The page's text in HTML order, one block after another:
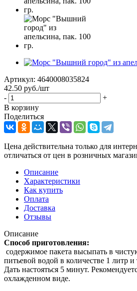
Артикул: 4640008035824
42.50 руб./шт
-
+
В корзину
Поделиться
Цена действительна только для
отличаться от цен в розничных
Описание
Характеристики
Как купить
Оплата
Доставка
Отзывы
Описание
Способ приготовления:
содержимое пакета высыпать в
питьевой водой в количестве 1 литр
Дать настояться 5 минут.
охлажденном виде.